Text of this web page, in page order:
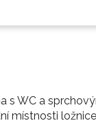
s WC a
místnosti